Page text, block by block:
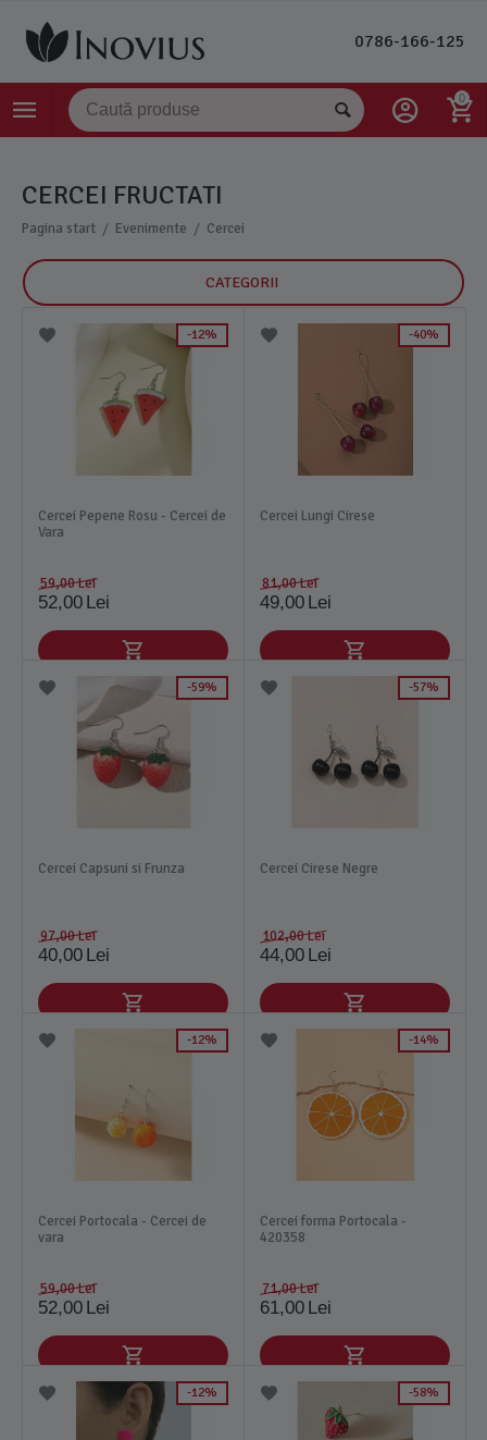
0786-166-125
0
CERCEI FRUCTATI
Pagina start / Evenimente / Cercei
CATEGORII
12%
Cercei Pepene Rosu - Cercei de
Vara
59,00Lei
52,00 Lei
40%
Cercei Lungi Cirese
81,00Lei
49,00 Lei
59%
Cercei Capsuni si Frunza
97,00Lei
40,00 Lei
57%
Cercei Cirese Negre
102,00Lei
44,00 Lei
12%
Cercei Portocala - Cercei de
vara
59,00Lei
52,00 Lei
14%
Cercei forma Portocala -
420358
71,00Lei
61,00 Lei
12% 58%